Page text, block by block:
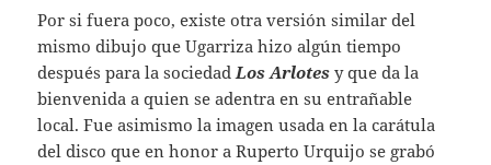
Por si fuera poco, existe otra versión similar del
mismo dibujo que Ugarriza hizo algún tiempo
después para la sociedadLos Arlotes y que da la
bienvenida a quien se adentra en su entrañable
local. Fue asimismo la imagen usada en la carátula
del disco que en honor a Ruperto Urquijo se grabó